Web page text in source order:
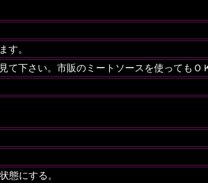
す。
て下さい。市販のミートソースを使ってもＯ
態にする。